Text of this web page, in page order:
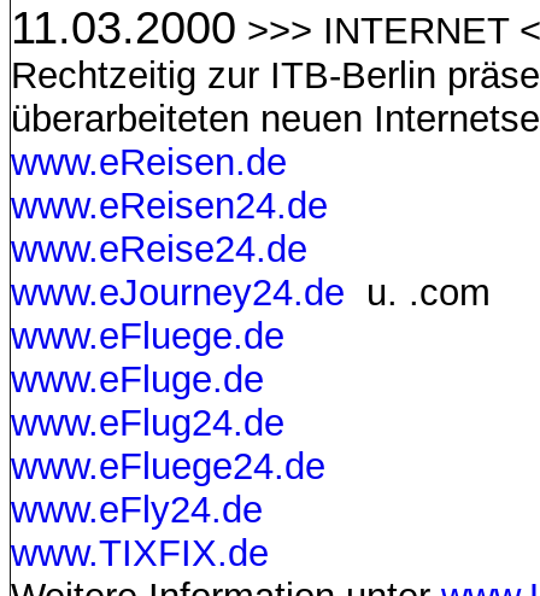
11.03.2000 >>> INTERNET
Rechtzeitig zur ITB-Berlin
überarbeiteten neuen
www.eReisen.de
www.eReisen24.de
www.eReise24.de
www.eJourney24.de u. .com
www.eFluege.de
www.eFluge.de
www.eFlug24.de
www.eFluege24.de
www.eFly24.de
www.TIXFIX.de